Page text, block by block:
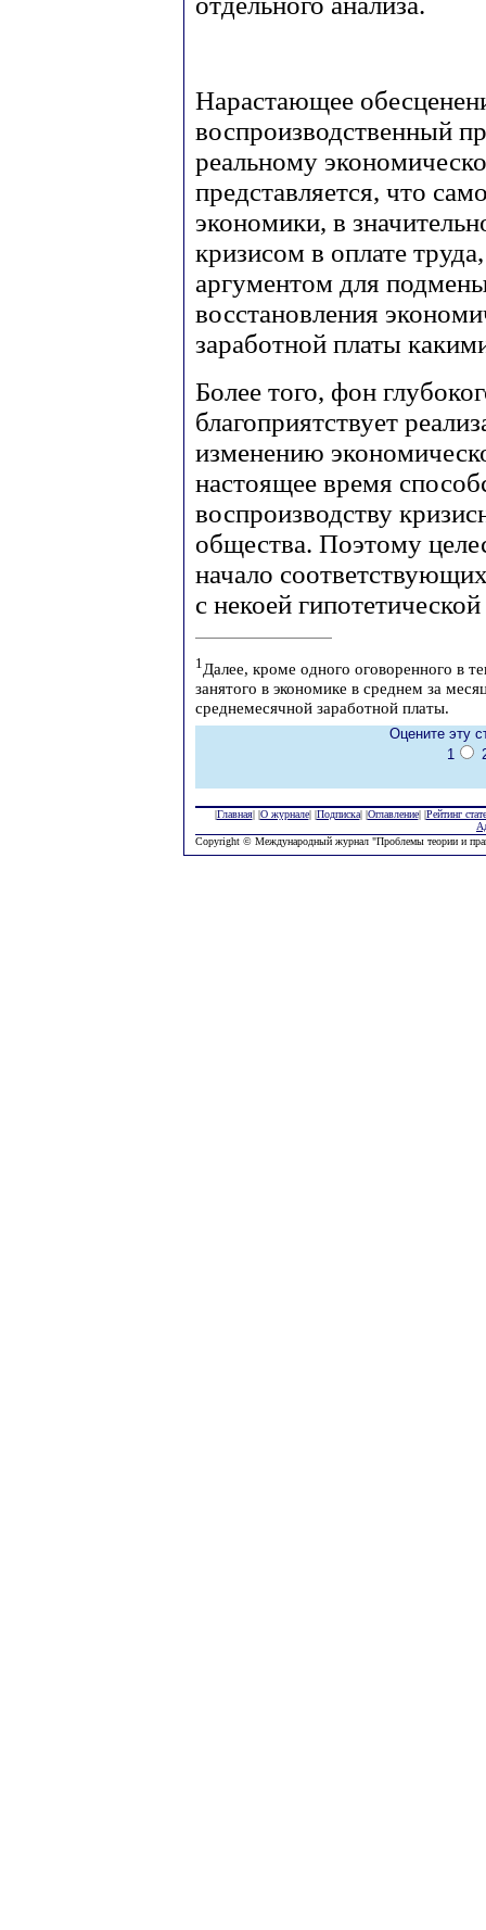
Нарастающее
воспроизводственный
реальному
представляется, что
экономики, в
кризисом в оплате
аргументом для
восстановления
заработной платы
Более того, фон
благоприятствует
изменению
настоящее время
воспроизводству
общества. Поэтому
начало
с некоей
1Далее, кроме одного оговоренного в
занятого в экономике в среднем за
среднемесячной заработной платы.
Оцените эту
1
|Главная| |О журнале| |Подписка| |Оглавление| |Рейтинг
Copyright © Международный журнал "Проблемы теории и